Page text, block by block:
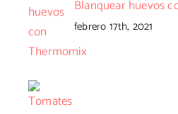
Blanquear huevos
febrero 17th, 2021